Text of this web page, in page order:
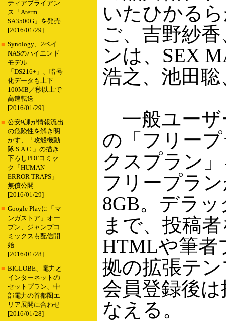
ティアプライアン
ス「Aterm
SA3500G」を発売
[2016/01/29]
■ Synology、2ベイ
NASのハイエンド
モデル
「DS216+」、暗号
化データも上下
100MB／秒以上で
高速転送
[2016/01/29]
■ 公安9課が情報流出
の危険性を解き明
かす、「攻殻機動
隊 S.A.C.」の描き
下ろしPDFコミッ
ク「HUMAN-
ERROR TRAPS」
無償公開
[2016/01/29]
■ Google Playに「マ
ンガストア」オー
プン、ジャンプコ
ミックスも配信開
始
[2016/01/28]
■ BIGLOBE、電力と
インターネットの
セットプラン、中
部電力の首都圏エ
リア展開に合わせ
[2016/01/28]
いたひかる
ご、吉野紗
ンは、SEX
浩之、池田
一般ユーザ
の「フリー
クスプラン
フリープラ
8GB。デラ
まで、投稿
HTMLや筆者
拠の拡張テ
会員登録後
なえる。